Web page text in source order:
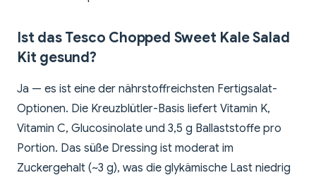
Ist das Tesco Chopped Sweet Kale Salad
Kit gesund?
Ja — es ist eine der nährstoffreichsten Fertigsalat-
Optionen. Die Kreuzblütler-Basis liefert Vitamin K,
Vitamin C, Glucosinolate und 3,5 g Ballaststoffe pro
Portion. Das süße Dressing ist moderat im
Zuckergehalt (~3 g), was die glykämische Last niedrig